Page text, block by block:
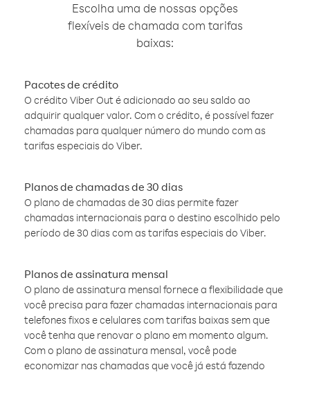
Escolha uma de nossas opções
flexíveis de chamada com tarifas
baixas:
Pacotes de crédito
O crédito Viber Out é adicionado ao seu saldo ao
adquirir qualquer valor. Com o crédito, é possível fazer
chamadas para qualquer número do mundo com as
tarifas especiais do Viber.
Planos de chamadas de 30 dias
O plano de chamadas de 30 dias permite fazer
chamadas internacionais para o destino escolhido pelo
período de 30 dias com as tarifas especiais do Viber.
Planos de assinatura mensal
O plano de assinatura mensal fornece a flexibilidade que
você precisa para fazer chamadas internacionais para
telefones fixos e celulares com tarifas baixas sem que
você tenha que renovar o plano em momento algum.
Com o plano de assinatura mensal, você pode
economizar nas chamadas que você já está fazendo